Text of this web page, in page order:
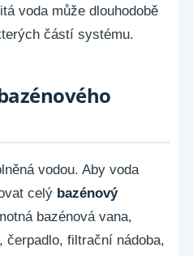
voda může dlouhodobě
částí systému.
vodou. Aby voda
celý bazénový
bazénová vana,
filtrační nádoba,